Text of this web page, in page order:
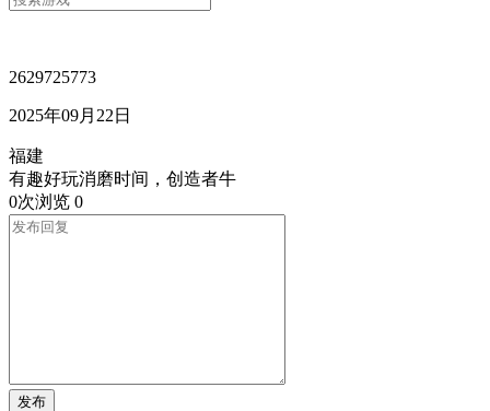
2629725773
2025年09月22日
福建
有趣好玩消磨时间，创造者牛
0次浏览 0
发布